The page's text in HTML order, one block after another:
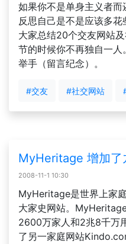
如果你不是单身主义者
反思自己是不是应该多
大家总结20个交友网站
节的时候你不再独自一
举手（留言纪念）。
#交友 #社交网站
MyHeritage 增加了
2008-11-1 10:30
MyHeritage是世界上家
大家史网站。
2600万家人和2兆8千万
了另一家庭网站